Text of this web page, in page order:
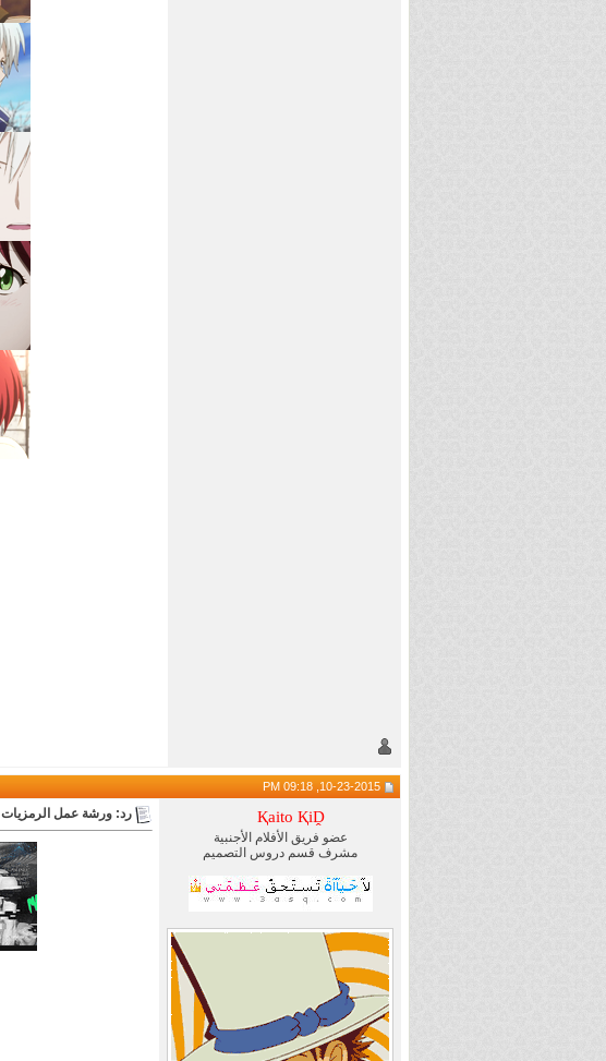
Қaito ҚiḒ
عضو فريق الأفلام الأجنبية
مشرف قسم دروس التصميم
رد: ورشة عمل الرمزيات